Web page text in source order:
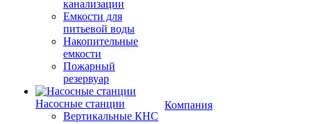
канализации
Емкости для
питьевой воды
Накопительные
емкости
Пожарный
резервуар
Насосные станции
Вертикальные КНС
Компания